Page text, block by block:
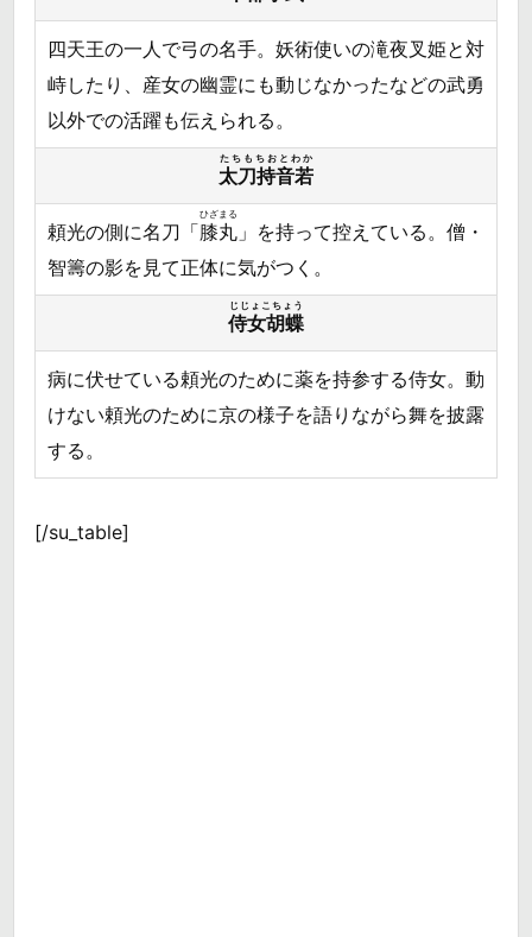
四天王の一人で弓の名手。妖術使いの滝夜叉姫と対
峙したり、産女の幽霊にも動じなかったなどの武勇
以外での活躍も伝えられる。
太刀持音若
たちもちおとわか
頼光の側に名刀「膝丸
ひざまる
」を持って控えている。僧・
智籌の影を見て正体に気がつく。
侍女胡蝶
じじょこちょう
病に伏せている頼光のために薬を持参する侍女。動
けない頼光のために京の様子を語りながら舞を披露
する。
[/su_table]